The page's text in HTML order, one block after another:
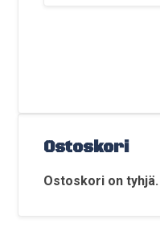
Ostoskori
Ostoskori on tyhjä.